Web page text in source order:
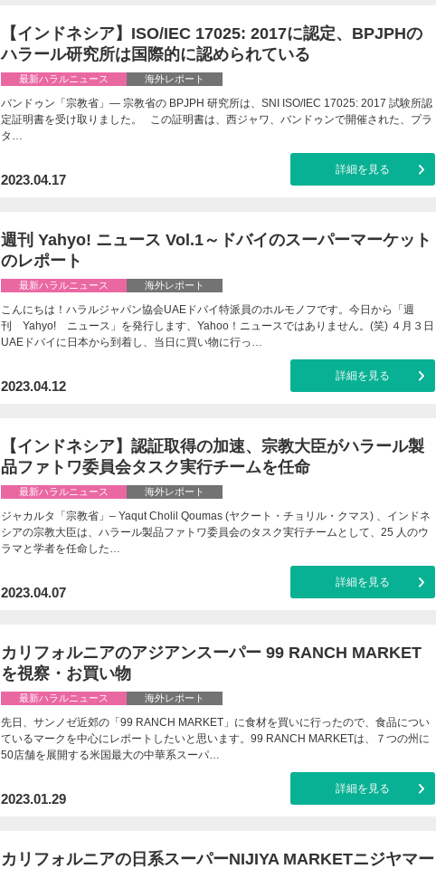
【インドネシア】ISO/IEC 17025: 2017に認定、BPJPHの
ハラール研究所は国際的に認められている
最新ハラルニュース 海外レポート
バンドゥン「宗教省」— 宗教省の BPJPH 研究所は、SNI ISO/IEC 17025: 2017 試験所認
定証明書を受け取りました。 この証明書は、西ジャワ、バンドゥンで開催された、プラ
タ…
2023.04.17
詳細を見る
週刊 Yahyo! ニュース Vol.1～ドバイのスーパーマーケット
のレポート
最新ハラルニュース 海外レポート
こんにちは！ハラルジャパン協会UAEドバイ特派員のホルモノフです。今日から「週
刊 Yahyo! ニュース」を発行します、Yahoo！ニュースではありません。(笑) ４月３日
UAEドバイに日本から到着し、当日に買い物に行っ…
2023.04.12
詳細を見る
【インドネシア】認証取得の加速、宗教大臣がハラール製
品ファトワ委員会タスク実行チームを任命
最新ハラルニュース 海外レポート
ジャカルタ「宗教省」– Yaqut Cholil Qoumas (ヤクート・チョリル・クマス) 、インドネ
シアの宗教大臣は、ハラール製品ファトワ委員会のタスク実行チームとして、25 人のウ
ラマと学者を任命した…
2023.04.07
詳細を見る
カリフォルニアのアジアンスーパー 99 RANCH MARKET
を視察・お買い物
最新ハラルニュース 海外レポート
先日、サンノゼ近郊の「99 RANCH MARKET」に食材を買いに行ったので、食品につい
ているマークを中心にレポートしたいと思います。99 RANCH MARKETは、７つの州に
50店舗を展開する米国最大の中華系スーパ…
2023.01.29
詳細を見る
カリフォルニアの日系スーパーNIJIYA MARKETニジヤマー